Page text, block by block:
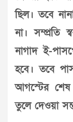
ছিল। তবে
না। সম্প্রতি
নাগাদ ই-
হবে। তবে
আগস্টের শেষ
তুলে দেওয়া